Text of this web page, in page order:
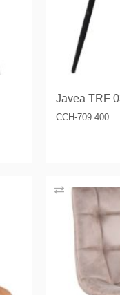
Javea TRF
CCH-709.400